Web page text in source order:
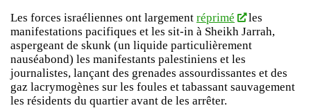
Les forces israéliennes ont largement réprimé
les
manifestations pacifiques et les sit-in à Sheikh Jarrah,
aspergeant de skunk (un liquide particulièrement
nauséabond) les manifestants palestiniens et les
journalistes, lançant des grenades assourdissantes et des
gaz lacrymogènes sur les foules et tabassant sauvagement
les résidents du quartier avant de les arrêter.